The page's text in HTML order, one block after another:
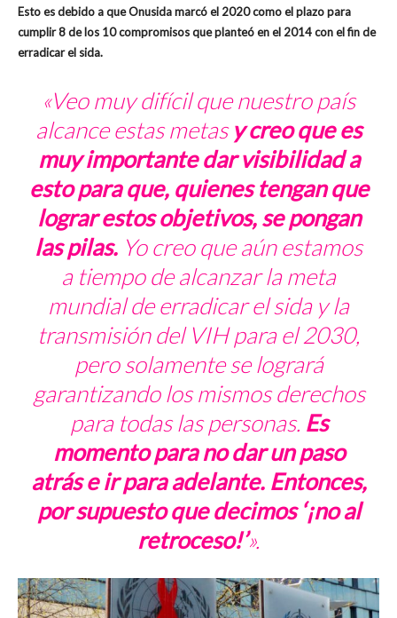
Esto es debido a que Onusida marcó el 2020 como el plazo para
cumplir 8 de los 10 compromisos que planteó en el 2014 con el fin de
erradicar el sida.
«Veo muy difícil que nuestro país
alcance estas metasy creo que es
muy importante dar visibilidad a
esto para que, quienes tengan que
lograr estos objetivos, se pongan
las pilas. Yo creo que aún estamos
a tiempo de alcanzar la meta
mundial de erradicar el sida y la
transmisión del VIH para el 2030,
pero solamente se logrará
garantizando los mismos derechos
para todas las personas. Es
momento para no dar un paso
atrás e ir para adelante. Entonces,
por supuesto que decimos ‘¡no al
retroceso!’».